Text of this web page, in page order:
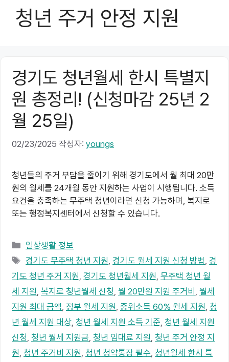
청년 주거 안정 지원
경기도 청년월세 한시 특별지
원 총정리! (신청마감 25년 2
월 25일)
02/23/2025 작성자: youngs
청년들의 주거 부담을 줄이기 위해 경기도에서 월 최대 20만
원의 월세를 24개월 동안 지원하는 사업이 시행됩니다. 소득
요건을 충족하는 무주택 청년이라면 신청 가능하며, 복지로
또는 행정복지센터에서 신청할 수 있습니다.
카
테
리
일상생활 정보
태
그
경기도 무주택 청년 지원 ,경기도 월세 지원 신청 방법 ,경
기도 청년 주거 지원 경기도 청년월세 지원 무주택 청년 월
세 지원 복지로 청년월세 신청 월 20만원 지원 주거비 월세
지원 최대 금액 정부 월세 지원 중위소득 60% 월세 지원 청
년 월세 지원 대상 청년 월세 지원 소득 기준 청년 월세 지원
신청 청년 월세 지원금 청년 임대료 지원 청년 주거 안정 지
원 청년 주거비 지원 청년 청약통장 필수 청년월세 한시 특